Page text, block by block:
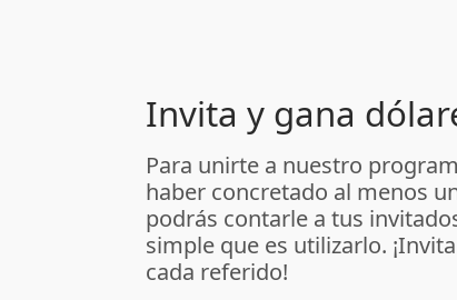
Invita y gana
Para unirte a nuestro
haber concretado al menos
podrás contarle a tus
simple que es utilizarlo.
cada referido!